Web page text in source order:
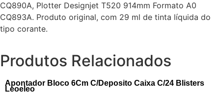
CQ890A, Plotter Designjet T520 914mm Formato A0
CQ893A. Produto original, com 29 ml de tinta líquida do
tipo corante.
Produtos Relacionados
Apontador Bloco 6Cm C/Deposito Caixa C/24 Blisters
Leoeleo